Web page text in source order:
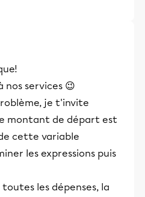
nos services 😉
je t'invite
montant de départ est
cette variable
les expressions puis
toutes les dépenses, la